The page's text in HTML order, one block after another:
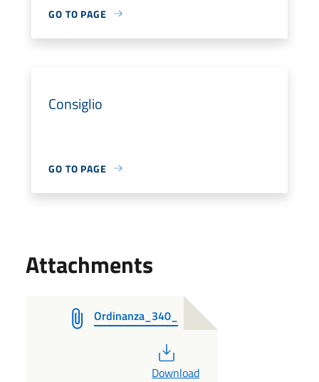
GO TO PAGE
Consiglio
GO TO PAGE
Attachments
Ordinanza_340_
Download